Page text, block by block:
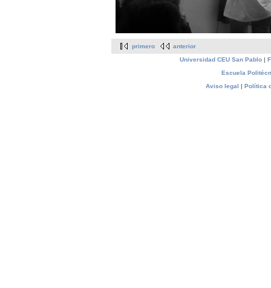
primero
anterior
Universidad CEU San Pablo|
Escuela
Aviso legal | Política